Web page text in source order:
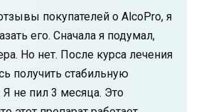
покупателей о AlcoPro, я
его. Сначала я подумал,
Но нет. После курса лечения
получить стабильную
не пил 3 месяца. Это